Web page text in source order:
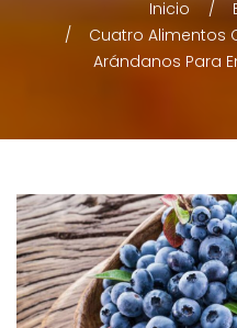
Inicio
Cuatro Alimentos
Arándanos Para